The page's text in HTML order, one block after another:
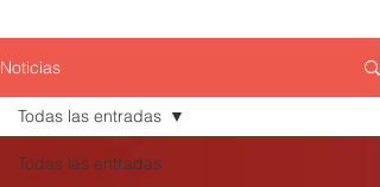
Noticias
Todas las entradas
Todas las entradas